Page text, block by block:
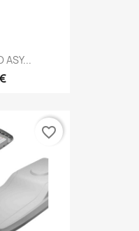
ASY...
favorite_border